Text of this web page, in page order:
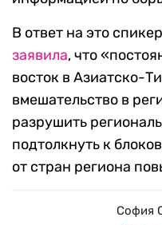
В ответ на это
заявила, что
восток в Азиатско-
вмешательство в
разрушить
подтолкнуть к
от стран региона
София